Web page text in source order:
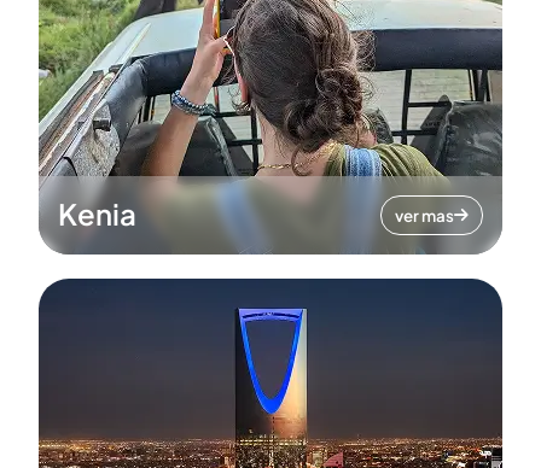
Kenia ver mas